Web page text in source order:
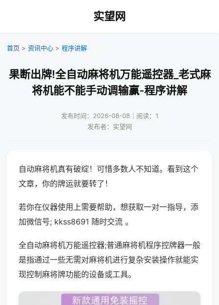
实望网
首页 > 资讯中心 > 程序讲解
果断出牌!全自动麻将机万能遥控器_老式麻
将机能不能手动调输赢-程序讲解
发布时间：2026-08-08｜阅读：1
发布者：实望网
自动麻将机真有破绽！可惜多数人不知道。看到这个
文章，你的牌运就要转了！
若你在仪器使用上需要帮助，想获取一对一指导，添
加微信号; kkss8691 随时交流 。
全自动麻将机万能遥控器;普通麻将机程序控牌器一般
是指通过一些无需对麻将机进行复杂安装操作就能实
现控制麻将牌功能的设备或工具。